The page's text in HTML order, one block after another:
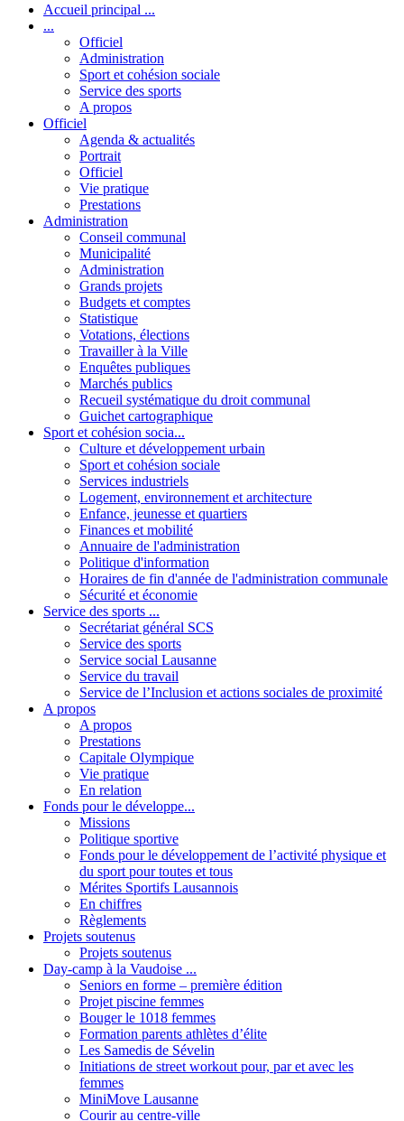
Accueil principal ...
...
Officiel
Administration
Sport et cohésion sociale
Service des sports
A propos
Officiel
Agenda & actualités
Portrait
Officiel
Vie pratique
Prestations
Administration
Conseil communal
Municipalité
Administration
Grands projets
Budgets et comptes
Statistique
Votations, élections
Travailler à la Ville
Enquêtes publiques
Marchés publics
Recueil systématique du droit communal
Guichet cartographique
Sport et cohésion socia...
Culture et développement urbain
Sport et cohésion sociale
Services industriels
Logement, environnement et architecture
Enfance, jeunesse et quartiers
Finances et mobilité
Annuaire de l'administration
Politique d'information
Horaires de fin d'année de l'administration communale
Sécurité et économie
Service des sports ...
Secrétariat général SCS
Service des sports
Service social Lausanne
Service du travail
Service de l’Inclusion et actions sociales de proximité
A propos
A propos
Prestations
Capitale Olympique
Vie pratique
En relation
Fonds pour le développe...
Missions
Politique sportive
Fonds pour le développement de l’activité physique et
du sport pour toutes et tous
Mérites Sportifs Lausannois
En chiffres
Règlements
Projets soutenus
Projets soutenus
Day-camp à la Vaudoise ...
Seniors en forme – première édition
Projet piscine femmes
Bouger le 1018 femmes
Formation parents athlètes d’élite
Les Samedis de Sévelin
Initiations de street workout pour, par et avec les
femmes
MiniMove Lausanne
Courir au centre-ville